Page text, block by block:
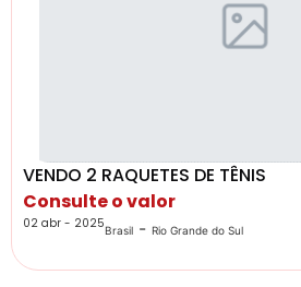
VENDO 2 RAQUETES DE TÊNIS
Consulte o valor
02 abr - 2025Brasil - Rio Grande do Sul